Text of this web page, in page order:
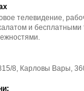
телевидение,
и бесплатными
8, Карловы Вары,